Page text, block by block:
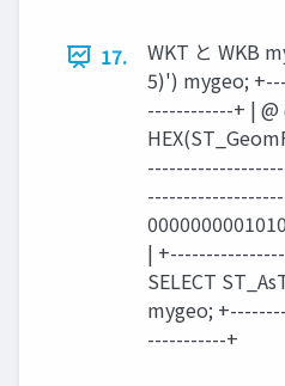
17.
WKT と WKB
5)') mygeo;
------------+ |
|
SELECT
mygeo;
-----------+